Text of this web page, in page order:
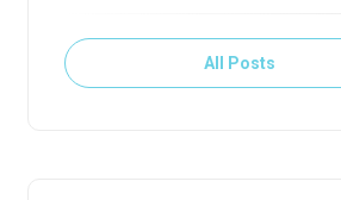
All Posts